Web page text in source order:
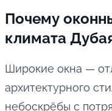
Почему
климата
Широкие окна —
архитектурного
небоскрёбы с